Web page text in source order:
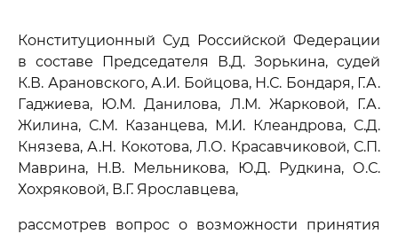
Конституционный Суд Российской Федерации
в составе Председателя В.Д. Зорькина, судей
К.В. Арановского, А.И. Бойцова, Н.С. Бондаря, Г.А.
Гаджиева, Ю.М. Данилова, Л.М. Жарковой, Г.А.
Жилина, С.М. Казанцева, М.И. Клеандрова, С.Д.
Князева, А.Н. Кокотова, Л.О. Красавчиковой, С.П.
Маврина, Н.В. Мельникова, Ю.Д. Рудкина, О.С.
Хохряковой, В.Г. Ярославцева,
рассмотрев вопрос о возможности принятия